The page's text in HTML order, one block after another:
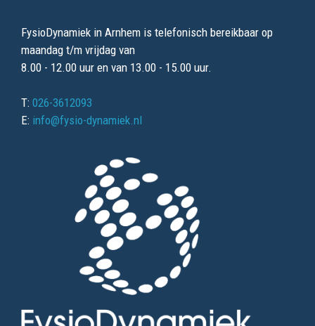
FysioDynamiek in Arnhem is telefonisch bereikbaar op
maandag t/m vrijdag van
8.00 - 12.00 uur en van 13.00 - 15.00 uur.
T: 026-3612093
E: info@fysio-dynamiek.nl